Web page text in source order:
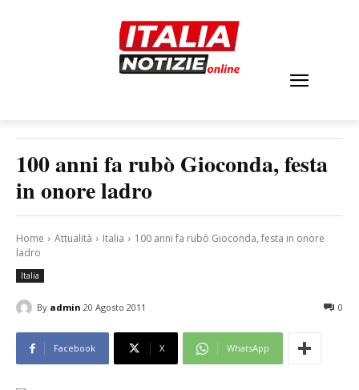
100 anni fa rubò Gioconda, festa
in onore ladro
Home Attualità Italia
100 anni fa rubò Gioconda, festa in onore
ladro
Italia
By admin 20 Agosto 2011 0
Facebook X WhatsApp